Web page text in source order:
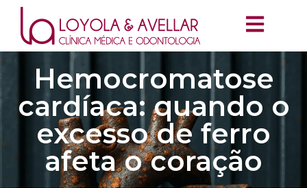
Hemocromatose
cardíaca: quando o
excesso de ferro
afeta o coração